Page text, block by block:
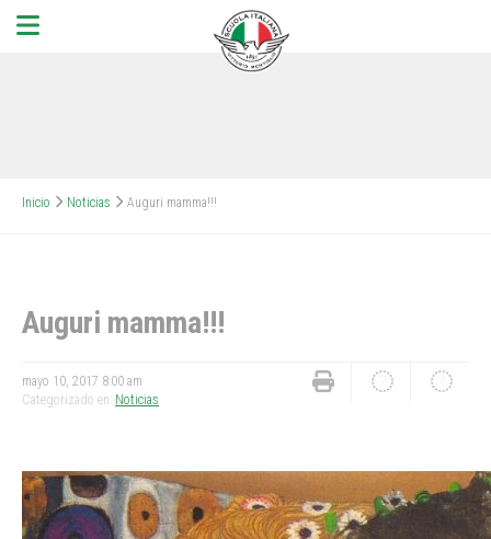
Inicio Noticias Auguri mamma!!!
Auguri mamma!!!
mayo 10, 2017 8:00 am
Categorizado en: Noticias